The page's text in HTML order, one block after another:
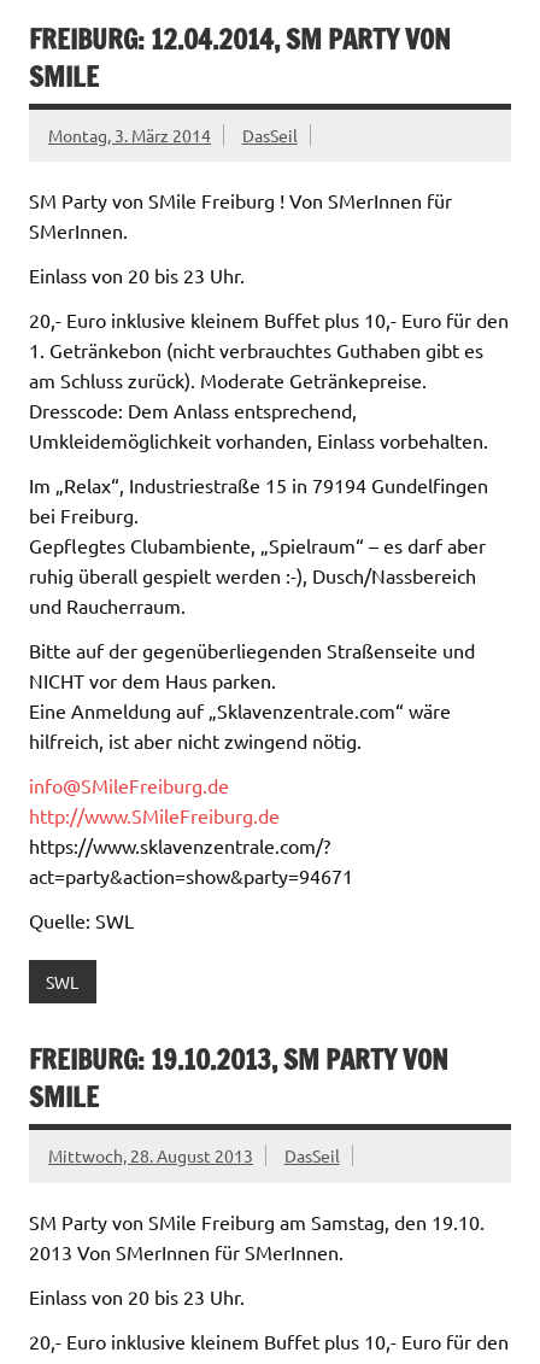
FREIBURG: 12.04.2014, SM PARTY VON
SMILE
Montag, 3. März 2014 DasSeil
SM Party von SMile Freiburg ! Von SMerInnen für
SMerInnen.
Einlass von 20 bis 23 Uhr.
20,- Euro inklusive kleinem Buffet plus 10,- Euro für den
1. Getränkebon (nicht verbrauchtes Guthaben gibt es
am Schluss zurück). Moderate Getränkepreise.
Dresscode: Dem Anlass entsprechend,
Umkleidemöglichkeit vorhanden, Einlass vorbehalten.
Im „Relax“, Industriestraße 15 in 79194 Gundelfingen
bei Freiburg.
Gepflegtes Clubambiente, „Spielraum“ – es darf aber
ruhig überall gespielt werden :-), Dusch/Nassbereich
und Raucherraum.
Bitte auf der gegenüberliegenden Straßenseite und
NICHT vor dem Haus parken.
Eine Anmeldung auf „Sklavenzentrale.com“ wäre
hilfreich, ist aber nicht zwingend nötig.
info@SMileFreiburg.de
http://www.SMileFreiburg.de
https://www.sklavenzentrale.com/?
act=party&action=show&party=94671
Quelle: SWL
SWL
FREIBURG: 19.10.2013, SM PARTY VON
SMILE
Mittwoch, 28. August 2013 DasSeil
SM Party von SMile Freiburg am Samstag, den 19.10.
2013 Von SMerInnen für SMerInnen.
Einlass von 20 bis 23 Uhr.
20,- Euro inklusive kleinem Buffet plus 10,- Euro für den